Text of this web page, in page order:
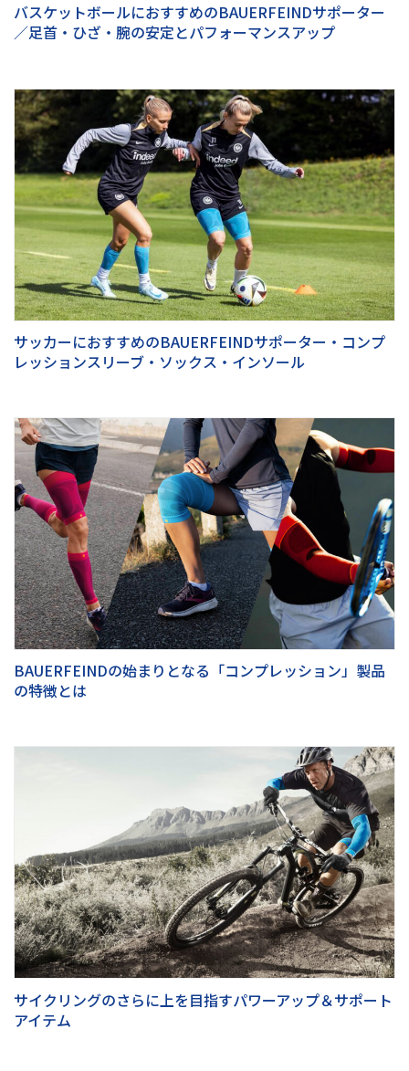
バスケットボールにおすすめのBAUERFEINDサポーター
／足首・ひざ・腕の安定とパフォーマンスアップ
サッカーにおすすめのBAUERFEINDサポーター・コンプ
レッションスリーブ・ソックス・インソール
BAUERFEINDの始まりとなる「コンプレッション」製品
の特徴とは
サイクリングのさらに上を目指すパワーアップ＆サポート
アイテム